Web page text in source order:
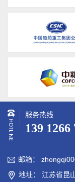
服务热线
139 1266
 邮箱：
 地址： 江苏省昆